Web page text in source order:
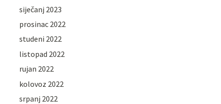
siječanj 2023
prosinac 2022
studeni 2022
listopad 2022
rujan 2022
kolovoz 2022
srpanj 2022